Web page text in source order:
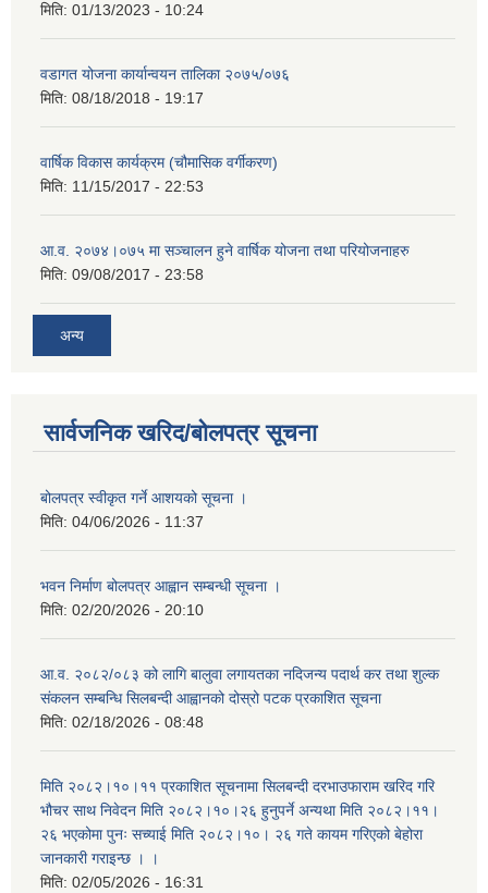
मिति: 01/13/2023 - 10:24
वडागत योजना कार्यान्वयन तालिका २०७५/०७६
मिति: 08/18/2018 - 19:17
वार्षिक विकास कार्यक्रम (चौमासिक वर्गीकरण)
मिति: 11/15/2017 - 22:53
आ.व. २०७४।०७५ मा सञ्चालन हुने वार्षिक योजना तथा परियोजनाहरु
मिति: 09/08/2017 - 23:58
अन्य
सार्वजनिक खरिद/बोलपत्र सूचना
बोलपत्र स्वीकृत गर्ने आशयको सूचना ।
मिति: 04/06/2026 - 11:37
भवन निर्माण बोलपत्र आह्वान सम्बन्धी सूचना ।
मिति: 02/20/2026 - 20:10
आ.व. २०८२/०८३ को लागि बालुवा लगायतका नदिजन्य पदार्थ कर तथा शुल्क
संकलन सम्बन्धि सिलबन्दी आह्वानको दोस्रो पटक प्रकाशित सूचना
मिति: 02/18/2026 - 08:48
मिति २०८२।१०।११ प्रकाशित सूचनामा सिलबन्दी दरभाउफाराम खरिद गरि
भौचर साथ निवेदन मिति २०८२।१०।२६ हुनुपर्ने अन्यथा मिति २०८२।११।
२६ भएकोमा पुनः सच्याई मिति २०८२।१०। २६ गते कायम गरिएको बेहोरा
जानकारी गराइन्छ । ।
मिति: 02/05/2026 - 16:31